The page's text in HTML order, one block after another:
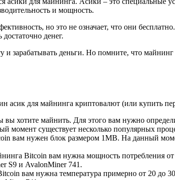
и мощность.
но это не означает, что они
денег.
зарабатывать деньги. Но помните, что
асик для майнинга криптовалют (или купить
хотите майнить. Для этого вам нужно
момент существует несколько популярных
вам нужен блок размером 1MB. На данный
Bitcoin вам нужна мощность потребления
S9 и AvalonMiner 741.
вам нужна температура примерно от 20 до